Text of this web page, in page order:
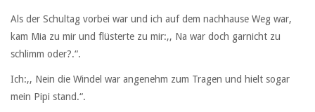
Als der Schultag vorbei war und ich auf dem nachhause Weg war,
kam Mia zu mir und flüsterte zu mir:,, Na war doch garnicht zu
schlimm oder?.“.
Ich:,, Nein die Windel war angenehm zum Tragen und hielt sogar
mein Pipi stand.“.